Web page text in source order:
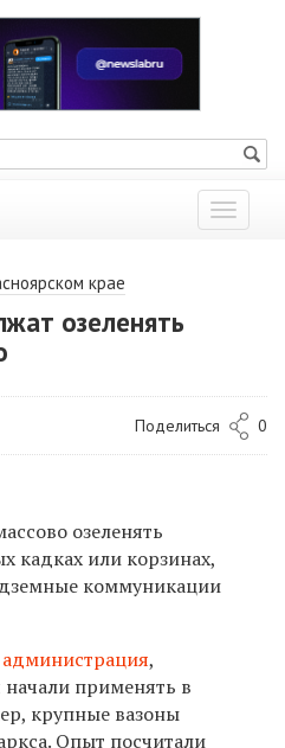
Показать
меню
крае
озеленять
Поделиться 0
озеленять
кадках или корзинах,
коммуникации
администрация,
начали применять в
крупные вазоны
Опыт посчитали